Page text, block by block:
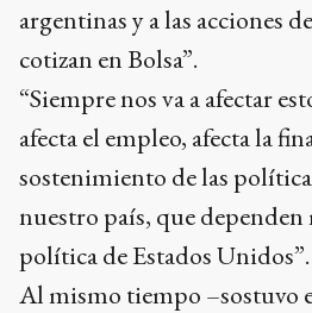
argentinas y a las acciones
cotizan en Bolsa”.
“Siempre nos va a afectar
afecta el empleo, afecta la
sostenimiento de las
nuestro país, que
política de Estados Unidos”.
Al mismo tiempo –sostuvo